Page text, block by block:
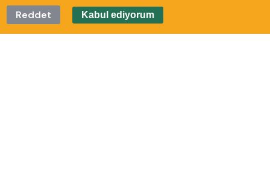
Reddet
Kabul ediyorum